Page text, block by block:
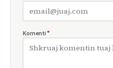
Komenti *